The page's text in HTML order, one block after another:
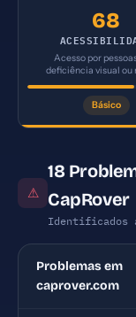
68
Acesso por
deficiência visual ou
Básico
⚠
18
CapRover
Identificados
Problemas em
caprover.com